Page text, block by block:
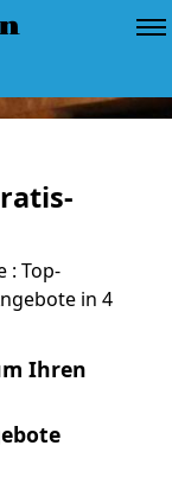
: Top-
in 4
Ihren